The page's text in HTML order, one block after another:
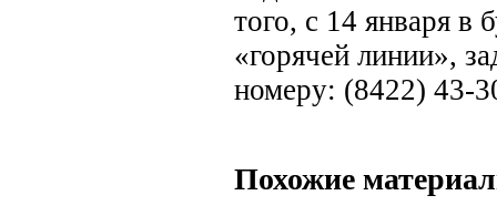
того, с 14 января в
«горячей линии»,
номеру: (8422) 43-
Похожие